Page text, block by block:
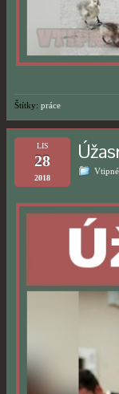
Štítky: práce
LIS
28
2018